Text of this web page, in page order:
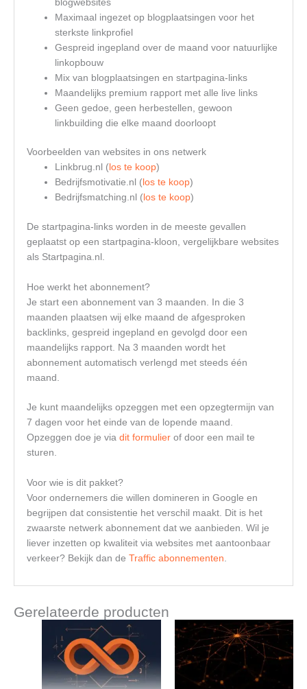
blogwebsites
Maximaal ingezet op blogplaatsingen voor het
sterkste linkprofiel
Gespreid ingepland over de maand voor natuurlijke
linkopbouw
Mix van blogplaatsingen en startpagina-links
Maandelijks premium rapport met alle live links
Geen gedoe, geen herbestellen, gewoon
linkbuilding die elke maand doorloopt
Voorbeelden van websites in ons netwerk
Linkbrug.nl (los te koop)
Bedrijfsmotivatie.nl (los te koop)
Bedrijfsmatching.nl (los te koop)
De startpagina-links worden in de meeste gevallen
geplaatst op een startpagina-kloon, vergelijkbare websites
als Startpagina.nl.
Hoe werkt het abonnement?
Je start een abonnement van 3 maanden. In die 3
maanden plaatsen wij elke maand de afgesproken
backlinks, gespreid ingepland en gevolgd door een
maandelijks rapport. Na 3 maanden wordt het
abonnement automatisch verlengd met steeds één
maand.
Je kunt maandelijks opzeggen met een opzegtermijn van
7 dagen voor het einde van de lopende maand.
Opzeggen doe je via dit formulierof door een mail te
sturen.
Voor wie is dit pakket?
Voor ondernemers die willen domineren in Google en
begrijpen dat consistentie het verschil maakt. Dit is het
zwaarste netwerk abonnement dat we aanbieden. Wil je
liever inzetten op kwaliteit via websites met aantoonbaar
verkeer? Bekijk dan de Traffic abonnementen.
Gerelateerde producten